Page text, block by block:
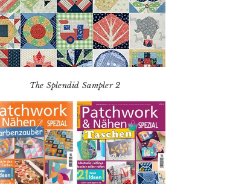
The Splendid Sampler 2